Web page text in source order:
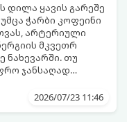
დილა ყავის გარეშე
ჭარბი კოფეინი
არტერიული
მკვეთრ
ნახევარში. თუ
ჯანსაღად
ყავის სამ
სასმელი:
2026/07/23 11:46